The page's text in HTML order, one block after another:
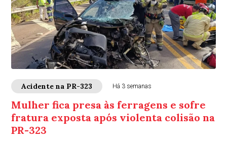
Acidente na PR-323 Há 3 semanas
Mulher fica presa às ferragens e sofre
fratura exposta após violenta colisão na
PR-323